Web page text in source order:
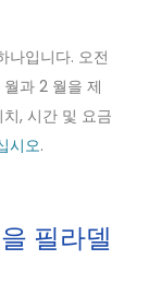
나입니다. 오전
과 2 월을 제
, 시간 및 요금
시오.
필라델